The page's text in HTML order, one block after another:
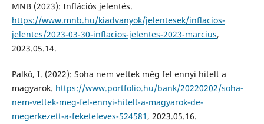
MNB (2023): Inflációs jelentés.
https://www.mnb.hu/kiadvanyok/jelentesek/inflacios-
jelentes/2023-03-30-inflacios-jelentes-2023-marcius,
2023.05.14.
Palkó, I. (2022): Soha nem vettek még fel ennyi hitelt a
magyarok. https://www.portfolio.hu/bank/20220202/soha-
nem-vettek-meg-fel-ennyi-hitelt-a-magyarok-de-
megerkezett-a-feketeleves-524581 , 2023.05.16.